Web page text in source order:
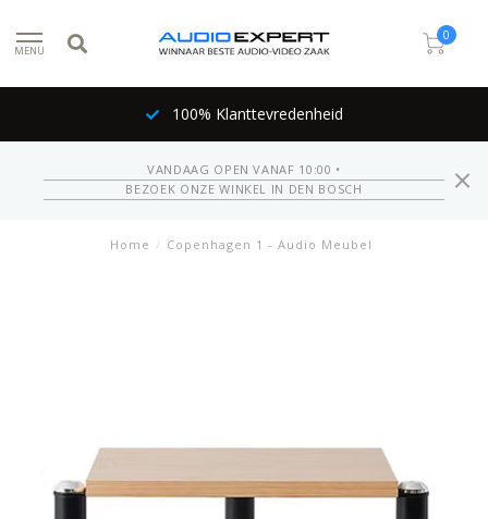
MENU
0
100% Klanttevredenheid
VANDAAG OPEN VANAF 10:00 •
BEZOEK ONZE WINKEL IN DEN BOSCH
Home / Copenhagen 1 - Audio Meubel